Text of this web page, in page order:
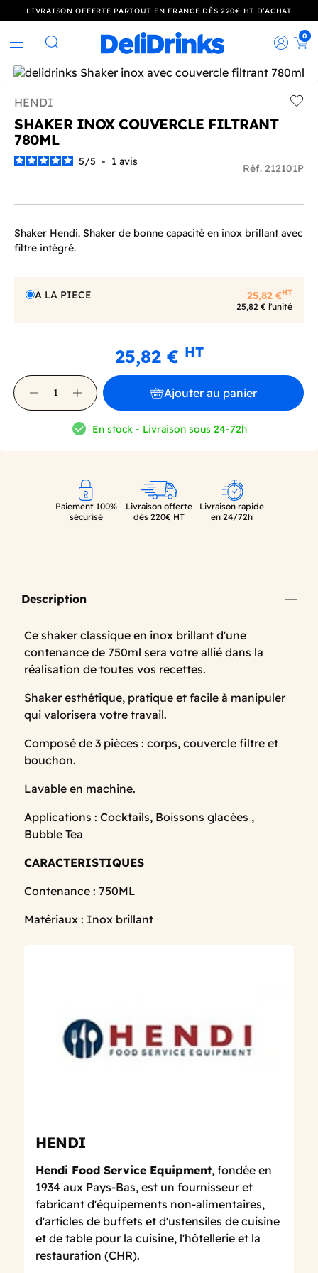
LIVRAISON OFFERTE PARTOUT EN FRANCE DÈS 220€ HT D’ACHAT
Rechercher
0
HENDI
SHAKER INOX COUVERCLE FILTRANT
780ML
5/5 - 1 avis
Réf. 212101P
Shaker Hendi. Shaker de bonne capacité en inox brillant avec
filtre intégré.
A LA PIECE 25,82 €HT
25,82 € l'unité
25,82 € HT
Ajouter au panier
En stock - Livraison sous 24-72h
Paiement 100%
sécurisé
Livraison offerte
dès 220€ HT
Livraison rapide
en 24/72h
Description
Ce shaker classique en inox brillant d'une
contenance de 750ml sera votre allié dans la
réalisation de toutes vos recettes.
Shaker esthétique, pratique et facile à manipuler
qui valorisera votre travail.
Composé de 3 pièces : corps, couvercle filtre et
bouchon.
Lavable en machine.
Applications : Cocktails, Boissons glacées ,
Bubble Tea
CARACTERISTIQUES
Contenance : 750ML
Matériaux : Inox brillant
HENDI
Hendi Food Service Equipment, fondée en
1934 aux Pays-Bas, est un fournisseur et
fabricant d'équipements non-alimentaires,
d'articles de buffets et d'ustensiles de cuisine
et de table pour la cuisine, l'hôtellerie et la
restauration (CHR).